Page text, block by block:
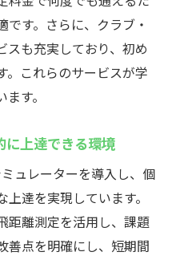
す。さらに、クラブ・
スも充実しており、初め
。これらのサービスが学
す。
に上達できる環境
ュレーターを導入し、個
達を実現しています。
距離測定を活用し、課題
善点を明確にし、短期間